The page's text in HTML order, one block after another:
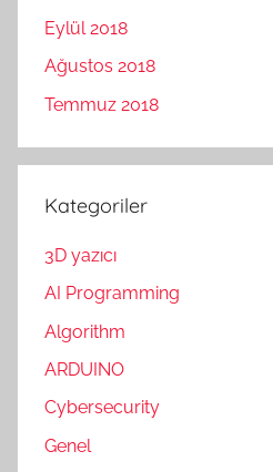
Eylül 2018
Ağustos 2018
Temmuz 2018
Kategoriler
3D yazıcı
AI Programming
Algorithm
ARDUINO
Cybersecurity
Genel